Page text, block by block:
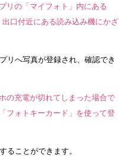
リの「マイフォト」内にある
出口付近にある読み込み機にかざ
リへ写真が登録され、確認でき
の充電が切れてしまった場合で
フォトキーカード」を使って登
ることができます。